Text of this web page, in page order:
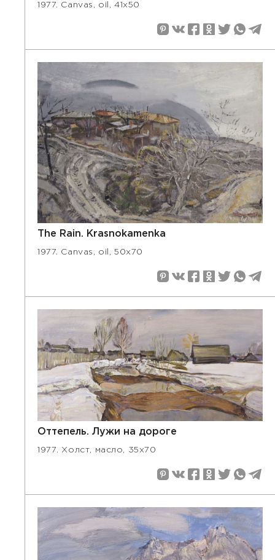
1977. Canvas, oil, 41x50
The Rain. Krasnokamenka
1977. Canvas, oil, 50x70
Оттепель. Лужи на дороге
1977. Холст, масло, 35х70